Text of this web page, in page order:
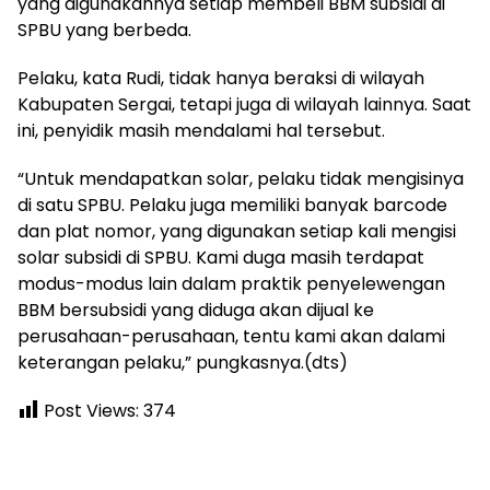
SPBU yang berbeda.
Pelaku, kata Rudi, tidak hanya beraksi di wilayah
Kabupaten Sergai, tetapi juga di wilayah lainnya. Saat
ini, penyidik masih mendalami hal tersebut.
“Untuk mendapatkan solar, pelaku tidak mengisinya
di satu SPBU. Pelaku juga memiliki banyak barcode
dan plat nomor, yang digunakan setiap kali mengisi
solar subsidi di SPBU. Kami duga masih terdapat
modus-modus lain dalam praktik penyelewengan
BBM bersubsidi yang diduga akan dijual ke
perusahaan-perusahaan, tentu kami akan dalami
keterangan pelaku,” pungkasnya.(dts)
Post Views: 374